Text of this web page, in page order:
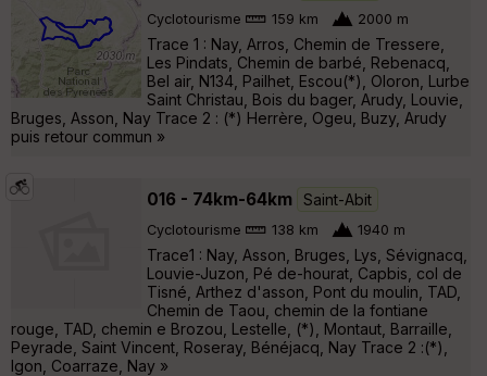
Cyclotourisme 159 km 2000 m
Trace 1 : Nay, Arros, Chemin de Tressere,
Les Pindats, Chemin de barbé, Rebenacq,
Bel air, N134, Pailhet, Escou(*), Oloron, Lurbe
Saint Christau, Bois du bager, Arudy, Louvie,
Bruges, Asson, Nay Trace 2 : (*) Herrère, Ogeu, Buzy, Arudy
puis retour commun »
016 - 74km-64km Saint-Abit
Cyclotourisme 138 km 1940 m
Trace1 : Nay, Asson, Bruges, Lys, Sévignacq,
Louvie-Juzon, Pé de-hourat, Capbis, col de
Tisné, Arthez d'asson, Pont du moulin, TAD,
Chemin de Taou, chemin de la fontiane
rouge, TAD, chemin e Brozou, Lestelle, (*), Montaut, Barraille,
Peyrade, Saint Vincent, Roseray, Bénéjacq, Nay Trace 2 :(*),
Igon, Coarraze, Nay »